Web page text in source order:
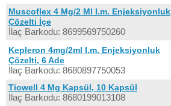
Muscoflex 4 Mg/2 Ml I.m. Enjeksiyonluk
Çözelti İçe
İlaç Barkodu: 8699569750260
Kepleron 4mg/2ml I.m. Enjeksiyonluk
Çözelti, 6 Ade
İlaç Barkodu: 8680897750053
Tiowell 4 Mg Kapsül, 10 Kapsül
İlaç Barkodu: 8680199013108